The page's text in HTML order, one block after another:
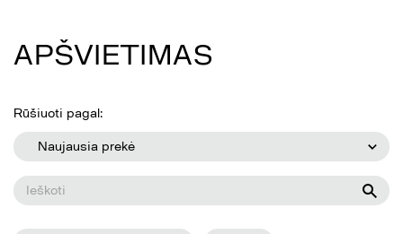
APŠVIETIMAS
Rūšiuoti pagal:
Naujausia prekė